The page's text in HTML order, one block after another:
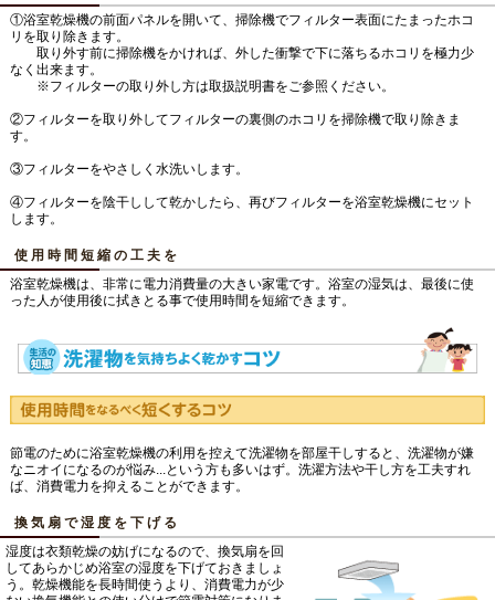
①浴室乾燥機の前面パネルを開いて、掃除機でフィルター表面にたまったホコ
リを取り除きます。
取り外す前に掃除機をかければ、外した衝撃で下に落ちるホコリを極力少
なく出来ます。
※フィルターの取り外し方は取扱説明書をご参照ください。
②フィルターを取り外してフィルターの裏側のホコリを掃除機で取り除きま
す。
③フィルターをやさしく水洗いします。
④フィルターを陰干しして乾かしたら、再びフィルターを浴室乾燥機にセット
します。
使用時間短縮の工夫を
浴室乾燥機は、非常に電力消費量の大きい家電です。浴室の湿気は、最後に使
った人が使用後に拭きとる事で使用時間を短縮できます。
節電のために浴室乾燥機の利用を控えて洗濯物を部屋干しすると、洗濯物が嫌
なニオイになるのが悩み...という方も多いはず。洗濯方法や干し方を工夫すれ
ば、消費電力を抑えることができます。
換気扇で湿度を下げる
湿度は衣類乾燥の妨げになるので、換気扇を回
してあらかじめ浴室の湿度を下げておきましょ
う。乾燥機能を長時間使うより、消費電力が少